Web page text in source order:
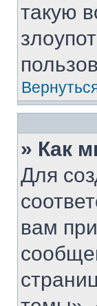
такую
» Как
Для
вам